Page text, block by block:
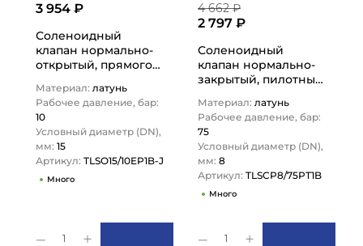
3 954 ₽
Соленоидный
клапан нормально-
открытый, прямого
Латунь/EPDM, DN15,…
Материал: латунь
Рабочее давление, бар:
10
Условный диаметр (DN),
мм: 15
Артикул: TLSO15/10EP1B-J
Много
1
4 662 ₽
2 797 ₽
Соленоидный
клапан нормально-
закрытый, пилотный,
Латунь/PTFE, DN8,
TLSCP8/75PT1B
TITAN…
Материал: латунь
Рабочее давление, бар:
75
Условный диаметр (DN),
мм: 8
Артикул: TLSCP8/75PT1B
Много
1